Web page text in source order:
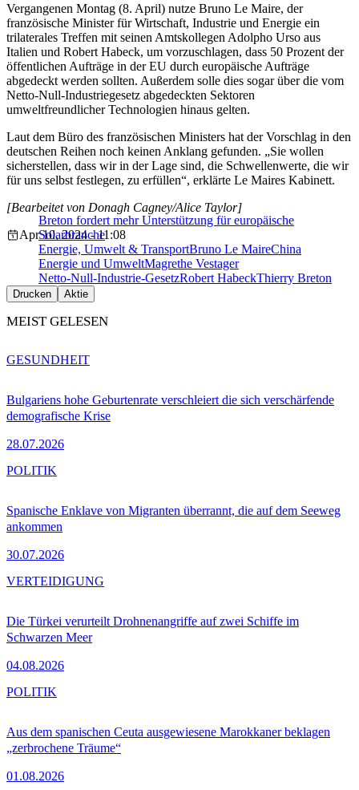
Vergangenen Montag (8. April) nutze Bruno Le Maire, der
französische Minister für Wirtschaft, Industrie und Energie ein
trilaterales Treffen mit seinen Amtskollegen Adolpho Urso aus
Italien und Robert Habeck, um vorzuschlagen, dass 50 Prozent der
öffentlichen Aufträge in der EU durch europäische Aufträge
abgedeckt werden sollten. Außerdem solle dies sogar über die vom
Netto-Null-Industriegesetz abgedeckten Sektoren
umweltfreundlicher Technologien hinaus gelten.
Laut dem Büro des französischen Ministers hat der Vorschlag in den
deutschen Reihen noch keinen Anklang gefunden. „Sie wollen
sicherstellen, dass wir in der Lage sind, die Schwellenwerte, die wir
für uns selbst festlegen, zu erfüllen“, erklärte Le Maires Kabinett.
Breton fordert mehr Unterstützung für europäische
Solarbranche
[Bearbeitet von Donagh Cagney/Alice Taylor]
Apr 10, 2024 - 11:08
Energie, Umwelt & TransportBruno Le MaireChina
Energie und UmweltMagrethe Vestager
Netto-Null-Industrie-GesetzRobert HabeckThierry Breton
Drucken Aktie
MEIST GELESEN
Bulgariens hohe Geburtenrate verschleiert die sich verschärfende
demografische Krise
28.07.2026
GESUNDHEIT
Spanische Enklave von Migranten überrannt, die auf dem Seeweg
ankommen
30.07.2026
POLITIK
Die Türkei verurteilt Drohnenangriffe auf zwei Schiffe im
Schwarzen Meer
04.08.2026
VERTEIDIGUNG
Aus dem spanischen Ceuta ausgewiesene Marokkaner beklagen
„zerbrochene Träume“
01.08.2026
POLITIK